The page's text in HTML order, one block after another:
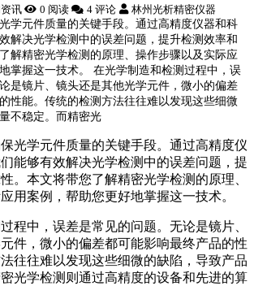
讯 0 阅读 4 评论 林州光析精密仪器
学元件质量的关键手段。通过高精度仪器和科
解决光学检测中的误差问题，提升检测效率和
解精密光学检测的原理、操作步骤以及实际应
掌握这一技术。 在光学制造和检测过程中，误
是镜片、镜头还是其他光学元件，微小的偏差
性能。传统的检测方法往往难以发现这些细微
不稳定。而精密光
光学元件质量的关键手段。通过高精度仪
能够有效解决光学检测中的误差问题，提
。本文将带您了解精密光学检测的原理、
用案例，帮助您更好地掌握这一技术。
程中，误差是常见的问题。无论是镜片、
件，微小的偏差都可能影响最终产品的性
往往难以发现这些细微的缺陷，导致产品
光学检测则通过高精度的设备和先进的算